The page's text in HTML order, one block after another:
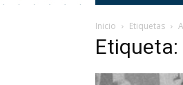
Inicio Etiquetas